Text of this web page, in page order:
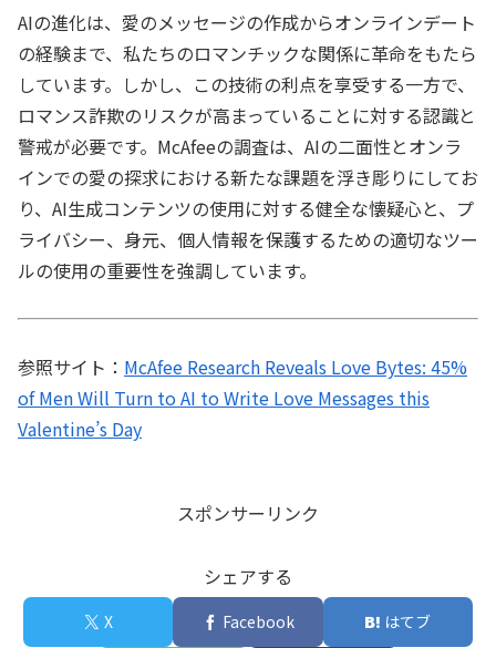
AIの進化は、愛のメッセージの作成からオンラインデート
の経験まで、私たちのロマンチックな関係に革命をもたら
しています。しかし、この技術の利点を享受する一方で、
ロマンス詐欺のリスクが高まっていることに対する認識と
警戒が必要です。McAfeeの調査は、AIの二面性とオンラ
インでの愛の探求における新たな課題を浮き彫りにしてお
り、AI生成コンテンツの使用に対する健全な懐疑心と、プ
ライバシー、身元、個人情報を保護するための適切なツー
ルの使用の重要性を強調しています。
参照サイト： McAfee Research Reveals Love Bytes: 45%
of Men Will Turn to AI to Write Love Messages this
Valentine’s Day
スポンサーリンク
シェアする
X Facebook はてブ